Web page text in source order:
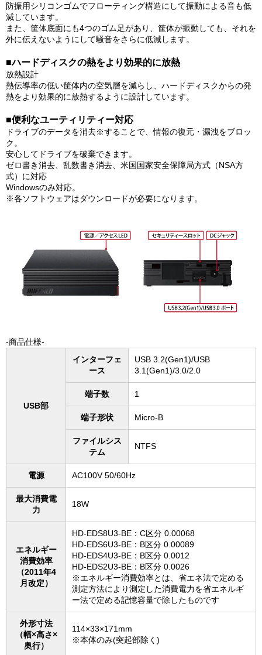
防振用シリコンゴムでフローティング構造にして振動による音も低
減しています。
また、筐体底面にも4つのゴム足があり、筐体が振動しても、それを
外に伝えないようにして騒音をさらに低減します。
■ハードディスクの熱をより効果的に放熱
放熱設計
熱伝導率の低い筐体内の空気層を減らし、ハードディスクからの発
熱をより効果的に放熱するように設計しています。
■便利なユーティリティー対応
ドライブのデータを消去※することで、情報の復元・漏洩をブロッ
ク。
安心してドライブを破棄できます。
ゼロ書き消去、乱数書き消去、米国国家安全保障局方式（NSA方
式）に対応
Windowsのみ対応。
※各ソフトウェアはダウンロードが必要になります。
-商品仕様-
USB部
インターフェ
ース
USB 3.2(Gen1)/USB
3.1(Gen1)/3.0/2.0
端子数 1
端子形状 Micro-B
ファイルシス
テム
NTFS
電源 AC100V 50/60Hz
最大消費電
力
18W
エネルギー
消費効率
（2011年4
月改定）
HD-EDS8U3-BE：C区分 0.00068
HD-EDS6U3-BE：B区分 0.00089
HD-EDS4U3-BE：B区分 0.0012
HD-EDS2U3-BE：B区分 0.0026
※エネルギー消費効率とは、省エネ法で定める
測定方法により測定した消費電力を省エネルギ
ー法で定める記憶容量で除したものです
外形寸法
（幅×高さ×
奥行）
114×33×171mm
※本体のみ(突起部除く)